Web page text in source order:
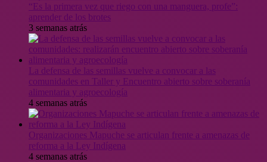
“Es la primera vez que riego con una manguera, profe”:
aprender de los brotes
3 semanas atrás
La defensa de las semillas vuelve a convocar a las
comunidades en Taller y Encuentro abierto sobre soberanía
alimentaria y agroecología
4 semanas atrás
Organizaciones Mapuche se articulan frente a amenazas de
reforma a la Ley Indígena
4 semanas atrás